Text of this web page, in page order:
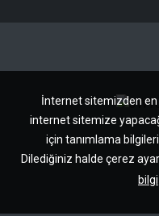
İnternet sitemizden
internet sitemize
için tanımlama
Dilediğiniz halde çerez
bilgi